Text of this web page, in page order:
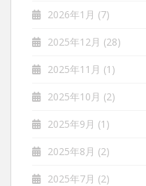
2026年1月 (7)
2025年12月 (28)
2025年11月 (1)
2025年10月 (2)
2025年9月 (1)
2025年8月 (2)
2025年7月 (2)